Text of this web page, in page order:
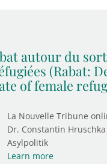
autour du
(Rabat:
of female
La Nouvelle Tribune
Dr. Constantin Hruschka
Asylpolitik
Learn more